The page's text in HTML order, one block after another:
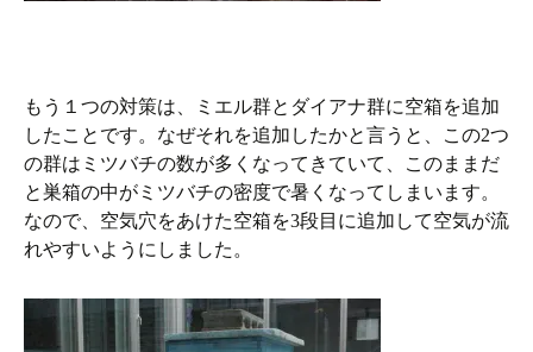
もう１つの対策は、ミエル群とダイアナ群に空箱を追加
したことです。なぜそれを追加したかと言うと、この2つ
の群はミツバチの数が多くなってきていて、このままだ
と巣箱の中がミツバチの密度で暑くなってしまいます。
なので、空気穴をあけた空箱を3段目に追加して空気が流
れやすいようにしました。